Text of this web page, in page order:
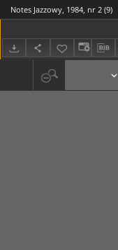
Notes Jazzowy, 1984, nr 2 (9)